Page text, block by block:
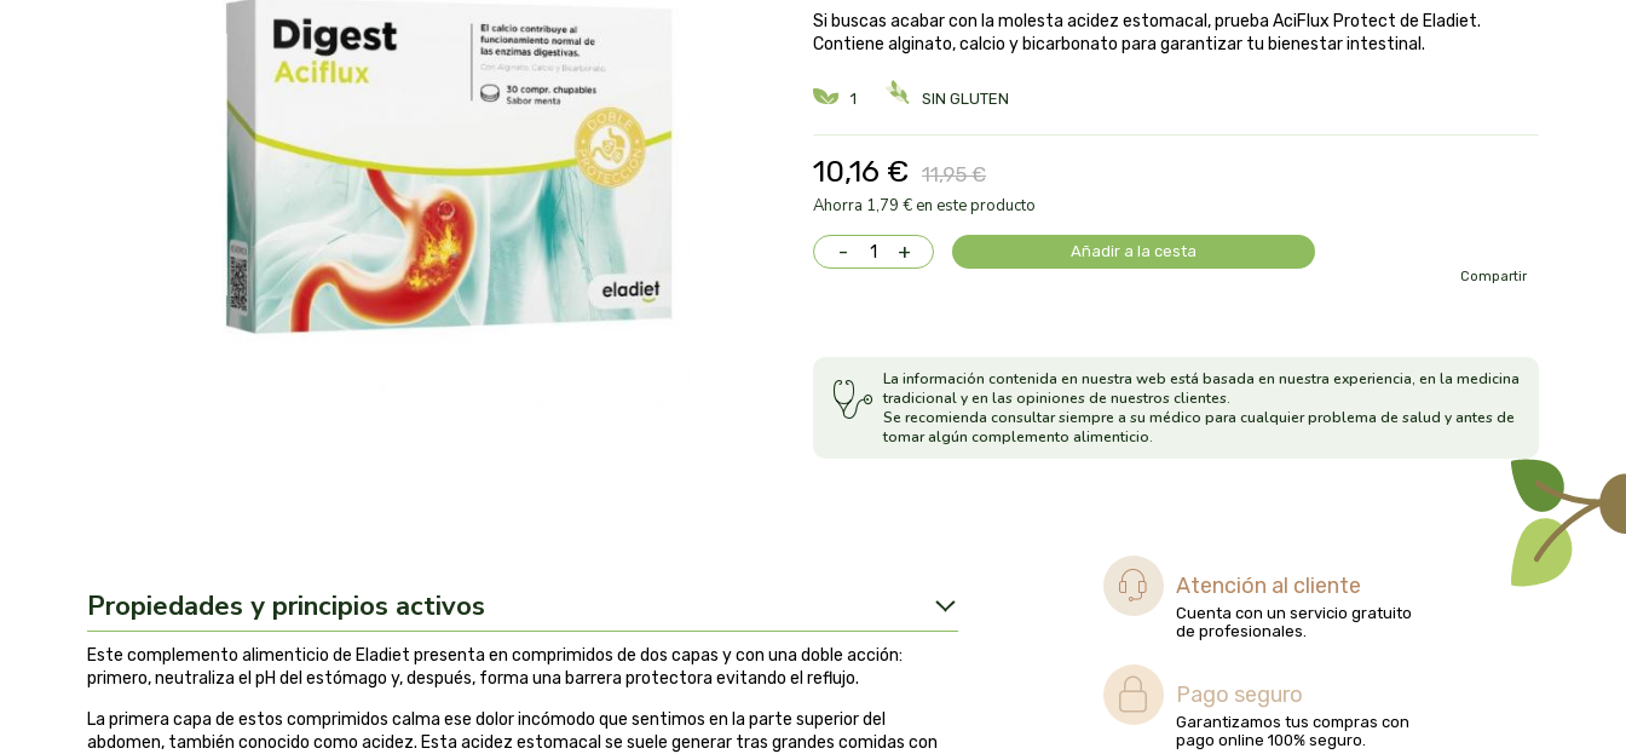
Si buscas acabar con la molesta acidez estomacal, prueba AciFlux Protect de Eladiet.
Contiene alginato, calcio y bicarbonato para garantizar tu bienestar intestinal.
1 SIN GLUTEN
10,16 € 11,95 €
Ahorra 1,79 € en este producto
- + Añadir a la cesta
Compartir
La información contenida en nuestra web está basada en nuestra experiencia, en la medicina
tradicional y en las opiniones de nuestros clientes.
Se recomienda consultar siempre a su médico para cualquier problema de salud y antes de
tomar algún complemento alimenticio.
Propiedades y principios activos
Este complemento alimenticio de Eladiet presenta en comprimidos de dos capas y con una doble acción:
primero, neutraliza el pH del estómago y, después, forma una barrera protectora evitando el reflujo.
La primera capa de estos comprimidos calma ese dolor incómodo que sentimos en la parte superior del
abdomen, también conocido como acidez. Esta acidez estomacal se suele generar tras grandes comidas con
Atención al cliente
Cuenta con un servicio gratuito
de profesionales.
Pago seguro
Garantizamos tus compras con
pago online 100% seguro.